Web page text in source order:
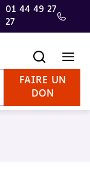
01 44 49 27
27
FAIRE UN
DON